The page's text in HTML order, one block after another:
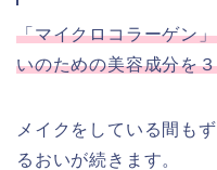
「マイクロコラーゲン
いのための美容成分を
メイクをしている間も
るおいが続きます。